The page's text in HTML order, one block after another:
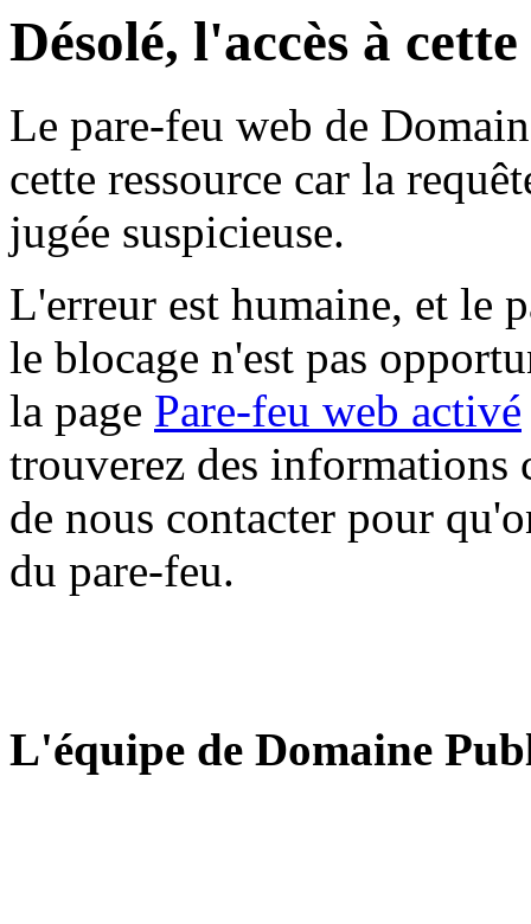
Désolé, l'accès à
Le pare-feu web de
cette ressource car la
jugée suspicieuse.
L'erreur est humaine, et le
le blocage n'est pas
la page Pare-feu web activé
trouverez des informations
de nous contacter pour
du pare-feu.
L'équipe de Domaine